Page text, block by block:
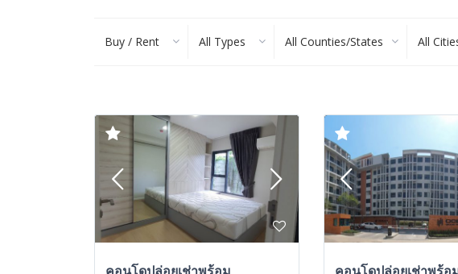
Buy / Rent All Types All Counties/States All